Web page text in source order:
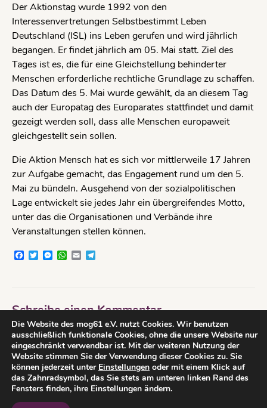
Der Aktionstag wurde 1992 von den
Interessenvertretungen Selbstbestimmt Leben
Deutschland (ISL) ins Leben gerufen und wird jährlich
begangen. Er findet jährlich am 05. Mai statt. Ziel des
Tages ist es, die für eine Gleichstellung behinderter
Menschen erforderliche rechtliche Grundlage zu schaffen.
Das Datum des 5. Mai wurde gewählt, da an diesem Tag
auch der Europatag des Europarates stattfindet und damit
gezeigt werden soll, dass alle Menschen europaweit
gleichgestellt sein sollen.
Die Aktion Mensch hat es sich vor mittlerweile 17 Jahren
zur Aufgabe gemacht, das Engagement rund um den 5.
Mai zu bündeln. Ausgehend von der sozialpolitischen
Lage entwickelt sie jedes Jahr ein übergreifendes Motto,
unter das die Organisationen und Verbände ihre
Veranstaltungen stellen können.
Facebook
TwitterMessenger
WhatsApp
Email
Schreibe einen Kommentar
Du musstangemeldetsein, um einen Kommentar
abzugeben.
Die Website des mog61 e.V. nutzt Cookies. Wir benutzen
ausschließlich funktionale Cookies, ohne die unsere Website nur
eingeschränkt verwendbar ist. Mit der weiteren Nutzung der
Website stimmen Sie der Verwendung dieser Cookies zu. Sie
können jederzeit unter Einstellungen oder mit einem Klick auf
das Zahnradsymbol, das Sie stets am unteren linken Rand des
Fensters finden, ihre Einstellungen ändern.